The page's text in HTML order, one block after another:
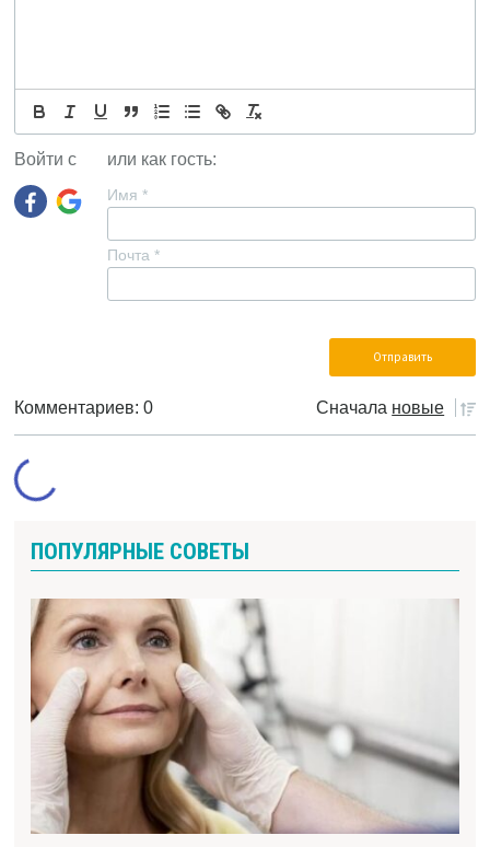
Войти с или как гость:
Имя *
Почта *
Комментариев: 0 Сначала новые
ПОПУЛЯРНЫЕ СОВЕТЫ